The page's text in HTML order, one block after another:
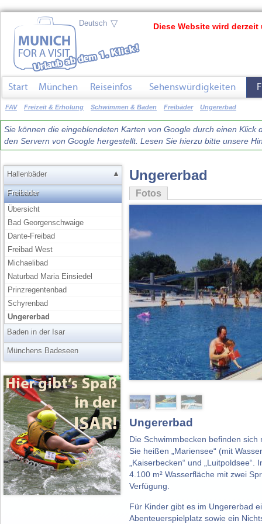
Sie können die eingeblendeten Karten von Google durch einen
den Servern von Google hergestellt. Lesen Sie hierzu bitte unsere
Ungererbad
Ungererbad
Die Schwimmbecken befinden
Sie heißen „Mariensee“ (mit
„Kaiserbecken“ und
4.100 m² Wasserfläche mit zwei
Verfügung.
Für Kinder gibt es im Ungererbad
Abenteuerspielplatz sowie ein
Fotos
Hallenbäder ▲
Freibäder
Übersicht
Bad Georgenschwaige
Dante-Freibad
Freibad West
Michaelibad
Naturbad Maria Einsiedel
Prinzregentenbad
Schyrenbad
Ungererbad
Baden in der Isar
Münchens Badeseen
Diese Website wird
▽
FAV Freizeit & Erholung Schwimmen & Baden Freibäder Ungererbad
Start München Reiseinfos Sehenswürdigkeiten